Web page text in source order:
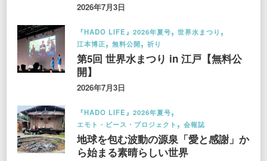
2026年7月3日
『HADO LIFE』2026年夏号
世界水まつり
江本博正
無料公開 祈り
第5回 世界水まつり in 江戸【無料公
開】
2026年7月3日
『HADO LIFE』2026年夏号
エモト・ピース・プロジェクト
会報誌
地球を包む波動の源泉「愛と感謝」か
ら始まる素晴らしい世界